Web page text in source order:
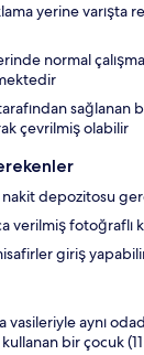
yerine varışta
normal
sağlanan
çevrilmiş olabilir
nakit depozitosu
verilmiş fotoğraflı
giriş
vasileriyle aynı
kullanan bir çocuk